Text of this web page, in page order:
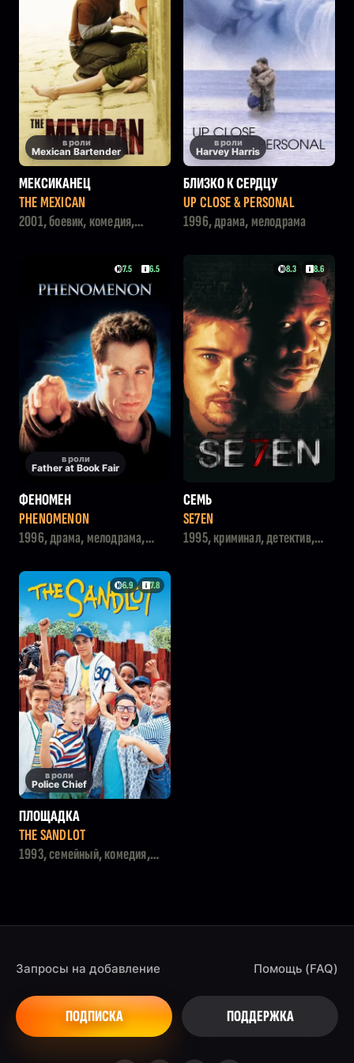
в роли
Mexican Bartender
МЕКСИКАНЕЦ
THE MEXICAN
2001, боевик, комедия,
в роли
Harvey Harris
БЛИЗКО К СЕРДЦУ
UP CLOSE & PERSONAL
1996, драма, мелодрама
7.5 6.5
в роли
Father at Book Fair
ФЕНОМЕН
PHENOMENON
1996, драма, мелодрама,
8.3 8.6
СЕМЬ
SE7EN
1995, криминал, детектив,
6.9 7.8
в роли
Police Chief
ПЛОЩАДКА
THE SANDLOT
1993, семейный, комедия,
Запросы на добавление
ПОДПИСКА
Помощь (FAQ)
ПОДДЕРЖКА